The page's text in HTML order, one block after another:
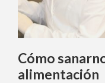
Cómo
alimentación